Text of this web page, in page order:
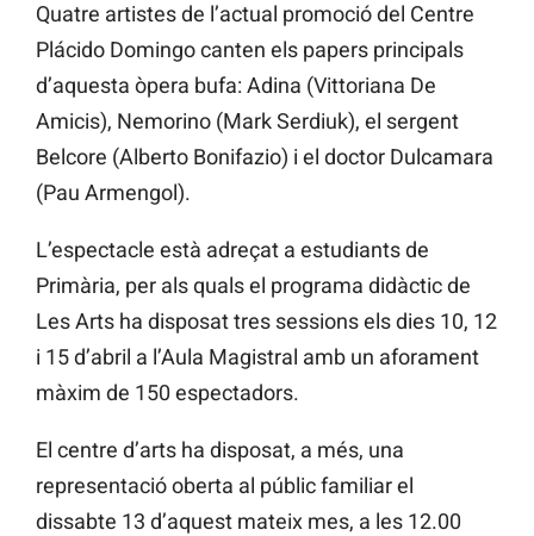
Quatre artistes de l’actual promoció del Centre
Plácido Domingo canten els papers principals
d’aquesta òpera bufa: Adina (Vittoriana De
Amicis), Nemorino (Mark Serdiuk), el sergent
Belcore (Alberto Bonifazio) i el doctor Dulcamara
(Pau Armengol).
L’espectacle està adreçat a estudiants de
Primària, per als quals el programa didàctic de
Les Arts ha disposat tres sessions els dies 10, 12
i 15 d’abril a l’Aula Magistral amb un aforament
màxim de 150 espectadors.
El centre d’arts ha disposat, a més, una
representació oberta al públic familiar el
dissabte 13 d’aquest mateix mes, a les 12.00